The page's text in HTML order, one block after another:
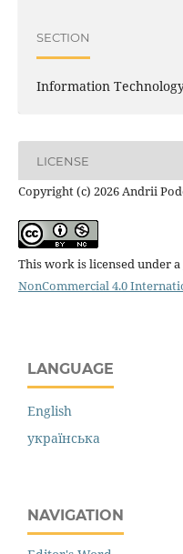
SECTION
Information
LICENSE
Copyright (c) 2026 Andrii
This work is licensed under a
NonCommercial 4.0
LANGUAGE
English
українська
NAVIGATION